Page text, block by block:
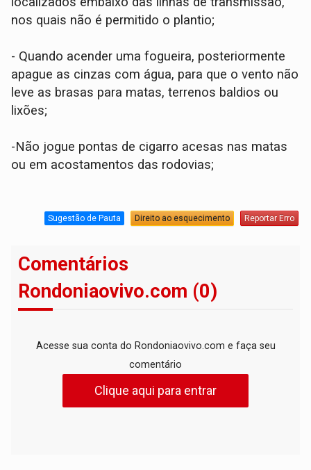
nos quais não é permitido o plantio;
- Quando acender uma fogueira, posteriormente
apague as cinzas com água, para que o vento não
leve as brasas para matas, terrenos baldios ou
lixões;
-Não jogue pontas de cigarro acesas nas matas
ou em acostamentos das rodovias;
Sugestão de Pauta Direito ao esquecimento Reportar Erro
Comentários
Rondoniaovivo.com (0)
Acesse sua conta do Rondoniaovivo.com e faça seu
comentário
Clique aqui para entrar